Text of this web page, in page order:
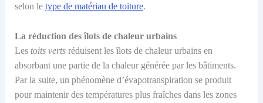
selon le type de matériau de toiture.
La réduction des îlots de chaleur urbains
Les toits vertsréduisentles îlots de chaleur urbains en
absorbant une partie de la chaleur générée par les bâtiments.
Par la suite, un phénomène d’évapotranspiration se produit
pour maintenir des températures plus fraîches dans les zones